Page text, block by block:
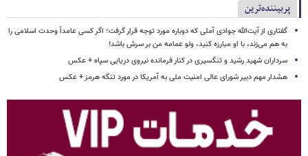
پربیننده‌ترین
گفتاری از آیت‌الله جوادی آملی که دوباره مورد توجه قرار گرفت؛ اگر کسی عامداً وحدت اسلامی را
به هم می‌زند، با او مبارزه کنید، ولو عمامه من بر سرش باشد!
سرداران شهید رشید و تنگسیری در کنار فرمانده نیروی دریایی سپاه + عکس
هشدار مهم دبیر شورای عالی امنیت ملی به آمریکا در مورد تنگه هرمز + عکس